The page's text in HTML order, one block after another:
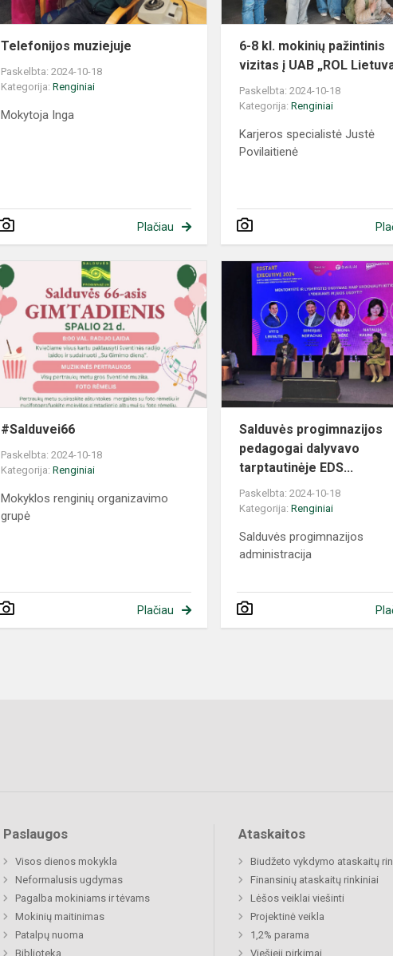
Telefonijos muziejuje
Paskelbta: 2024-10-18
Kategorija:Renginiai
Mokytoja Inga
Plačiau
6-8 kl. mokinių pažintinis
vizitas į UAB „ROL
Paskelbta: 2024-10-18
Kategorija:Renginiai
Karjeros specialistė Justė
Povilaitienė
#Salduvei66
Paskelbta: 2024-10-18
Kategorija:Renginiai
Mokyklos renginių organizavimo
grupė
Plačiau
Salduvės progimnazijos
pedagogai dalyvavo
tarptautinėje EDS...
Paskelbta: 2024-10-18
Kategorija:Renginiai
Salduvės progimnazijos
administracija
Paslaugos
Visos dienos mokykla
Neformalusis ugdymas
Pagalba mokiniams ir tėvams
Mokinių maitinimas
Patalpų nuoma
Biblioteka
Ataskaitos
Biudžeto vykdymo ataskaitų
Finansinių ataskaitų rinkiniai
Lėšos veiklai viešinti
Projektinė veikla
1,2% parama
Viešieji pirkimai